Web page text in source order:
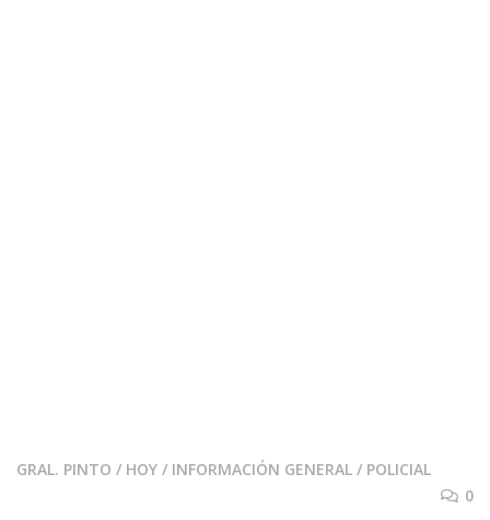
GRAL. PINTO / HOY / INFORMACIÓN GENERAL / POLICIAL
0